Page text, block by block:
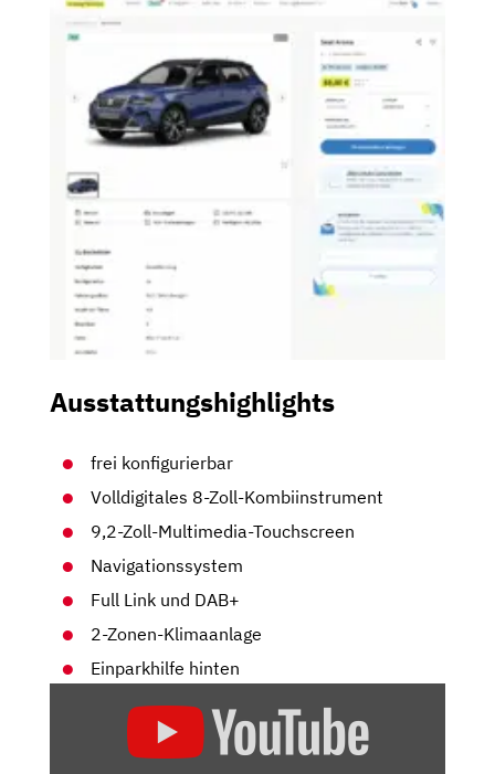
Ausstattungshighlights
frei konfigurierbar
Volldigitales 8-Zoll-Kombiinstrument
9,2-Zoll-Multimedia-Touchscreen
Navigationssystem
Full Link und DAB+
2-Zonen-Klimaanlage
Einparkhilfe hinten